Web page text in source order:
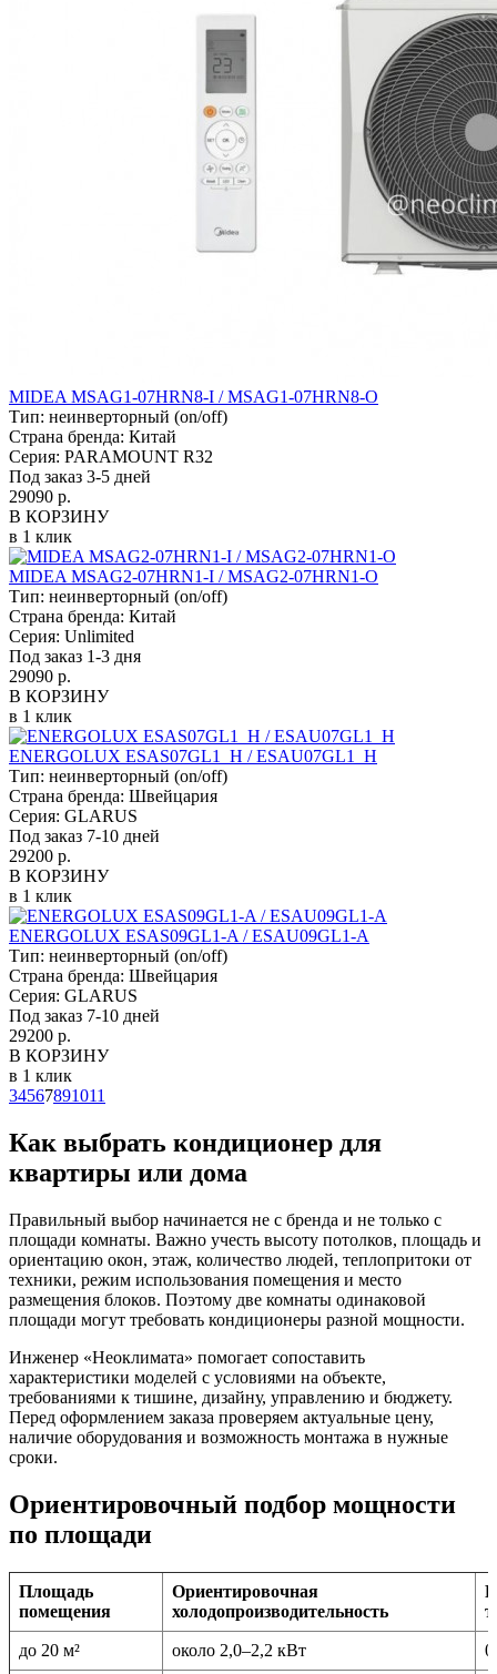
MIDEA MSAG1-07HRN8-I / MSAG1-07HRN8-O
Тип: неинверторный (on/off)
Страна бренда: Китай
Серия: PARAMOUNT R32
Под заказ 3-5 дней
29090 р.
В КОРЗИНУ
в 1 клик
MIDEA MSAG2-07HRN1-I / MSAG2-07HRN1-O
Тип: неинверторный (on/off)
Страна бренда: Китай
Серия: Unlimited
Под заказ 1-3 дня
29090 р.
В КОРЗИНУ
в 1 клик
ENERGOLUX ESAS07GL1_H / ESAU07GL1_H
Тип: неинверторный (on/off)
Страна бренда: Швейцария
Серия: GLARUS
Под заказ 7-10 дней
29200 р.
В КОРЗИНУ
в 1 клик
ENERGOLUX ESAS09GL1-A / ESAU09GL1-A
Тип: неинверторный (on/off)
Страна бренда: Швейцария
Серия: GLARUS
Под заказ 7-10 дней
29200 р.
В КОРЗИНУ
в 1 клик
34567891011
Как выбрать кондиционер для
квартиры или дома
Правильный выбор начинается не с бренда и не только с
площади комнаты. Важно учесть высоту потолков, площадь и
ориентацию окон, этаж, количество людей, теплопритоки от
техники, режим использования помещения и место
размещения блоков. Поэтому две комнаты одинаковой
площади могут требовать кондиционеры разной мощности.
Инженер «Неоклимата» помогает сопоставить
характеристики моделей с условиями на объекте,
требованиями к тишине, дизайну, управлению и бюджету.
Перед оформлением заказа проверяем актуальные цену,
наличие оборудования и возможность монтажа в нужные
сроки.
Ориентировочный подбор мощности
по площади
Площадь
помещения
Ориентировочная
холодопроизводительность
до 20 м² около 2,0–2,2 кВт